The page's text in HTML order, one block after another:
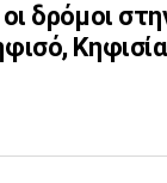
δρόμοι